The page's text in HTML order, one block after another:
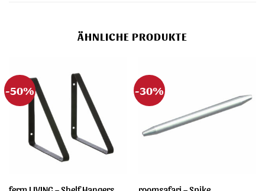
ÄHNLICHE PRODUKTE
-50% -30%